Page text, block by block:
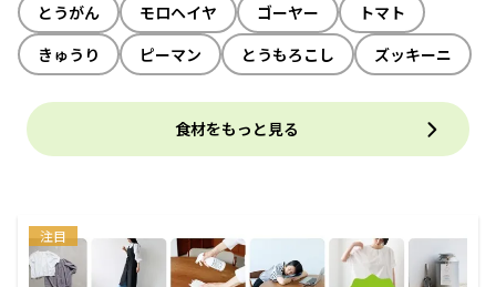
とうがん モロヘイヤ ゴーヤー
トマト
きゅうり
ピーマン とうもろこし ズッキーニ
食材をもっと見る
注目